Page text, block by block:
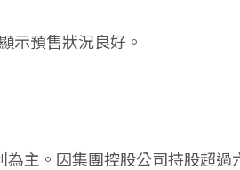
示預售狀況良好。
為主。因集團控股公司持股超過